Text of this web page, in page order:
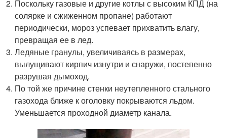
Поскольку газовые и другие котлы с высоким КПД (на
солярке и сжиженном пропане) работают
периодически, мороз успевает прихватить влагу,
превращая ее в лед.
Ледяные гранулы, увеличиваясь в размерах,
вылущивают кирпич изнутри и снаружи, постепенно
разрушая дымоход.
По той же причине стенки неутепленного стального
газохода ближе к оголовку покрываются льдом.
Уменьшается проходной диаметр канала.